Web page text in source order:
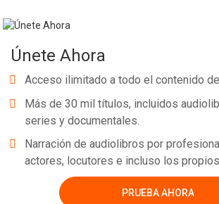
Únete Ahora
Acceso ilimitado a todo el contenido
Más de 30 mil títulos, incluidos
series y documentales.
Narración de audiolibros por
actores, locutores e incluso los
PRUEBA AHORA